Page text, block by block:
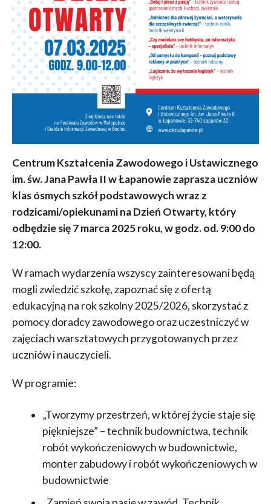
Centrum Kształcenia Zawodowego i Ustawicznego
im. św. Jana Pawła II w Łapanowie zaprasza uczniów
klas ósmych szkół podstawowych wraz z
rodzicami/opiekunami na Dzień Otwarty, który
odbędzie się 7 marca 2025 roku, w godz. od. 9:00 do
12:00.
W ramach wydarzenia wszyscy zainteresowani będą
mogli zwiedzić szkołę, zapoznać się z ofertą
edukacyjną na rok szkolny 2025/2026, skorzystać z
pomocy doradcy zawodowego oraz uczestniczyć w
zajęciach warsztatowych przygotowanych przez
uczniów i nauczycieli.
W programie:
„Tworzymy przestrzeń, w której życie staje się
piękniejsze” – technik budownictwa, technik
robót wykończeniowych w budownictwie,
monter zabudowy i robót wykończeniowych w
budownictwie